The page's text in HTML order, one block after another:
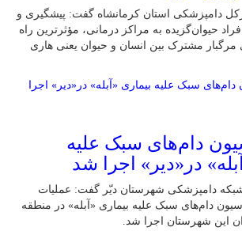
دامپزشکی استان کرمانشاه گفت: پیشگیری و
حیوان‌گزیده به مراکز درمانی، مؤثرترین راه
مرگبار مشترک بین انسان و حیوان یعنی هاری
دام‌های سبک علیه
در«دیر» اجرا شد
دامپزشکی شهرستان دیّر گفت: عملیات
دام‌های سبک علیه بیماری «آبله» در منطقه
این شهرستان اجرا شد.